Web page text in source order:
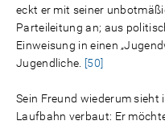
eckt er mit seiner
Parteileitung an; aus
Einweisung in einen
Jugendliche. [50]
Sein Freund wiederum sieht
Laufbahn verbaut: Er